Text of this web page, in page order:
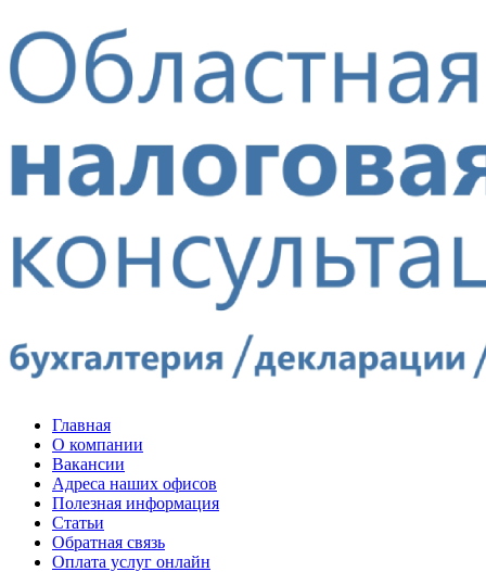
Главная
О компании
Вакансии
Адреса наших офисов
Полезная информация
Статьи
Обратная связь
Оплата услуг онлайн